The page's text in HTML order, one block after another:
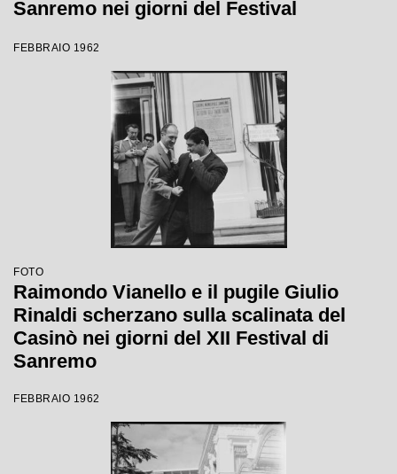
Sanremo nei giorni del Festival
FEBBRAIO 1962
FOTO
Raimondo Vianello e il pugile Giulio
Rinaldi scherzano sulla scalinata del
Casinò nei giorni del XII Festival di
Sanremo
FEBBRAIO 1962